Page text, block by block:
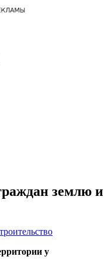
землю и
у